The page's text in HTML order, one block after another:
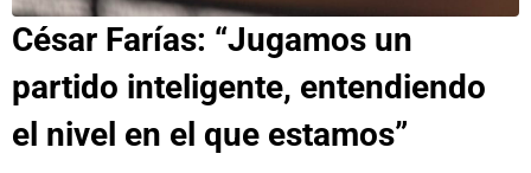
César Farías: “Jugamos un
partido inteligente, entendiendo
el nivel en el que estamos”